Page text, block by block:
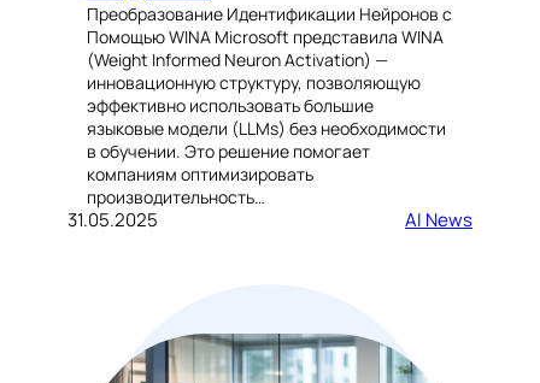
Преобразование Идентификации Нейронов с
Помощью WINA Microsoft представила WINA
(Weight Informed Neuron Activation) —
инновационную структуру, позволяющую
эффективно использовать большие
языковые модели (LLMs) без необходимости
в обучении. Это решение помогает
компаниям оптимизировать
производительность…
31.05.2025 AI News